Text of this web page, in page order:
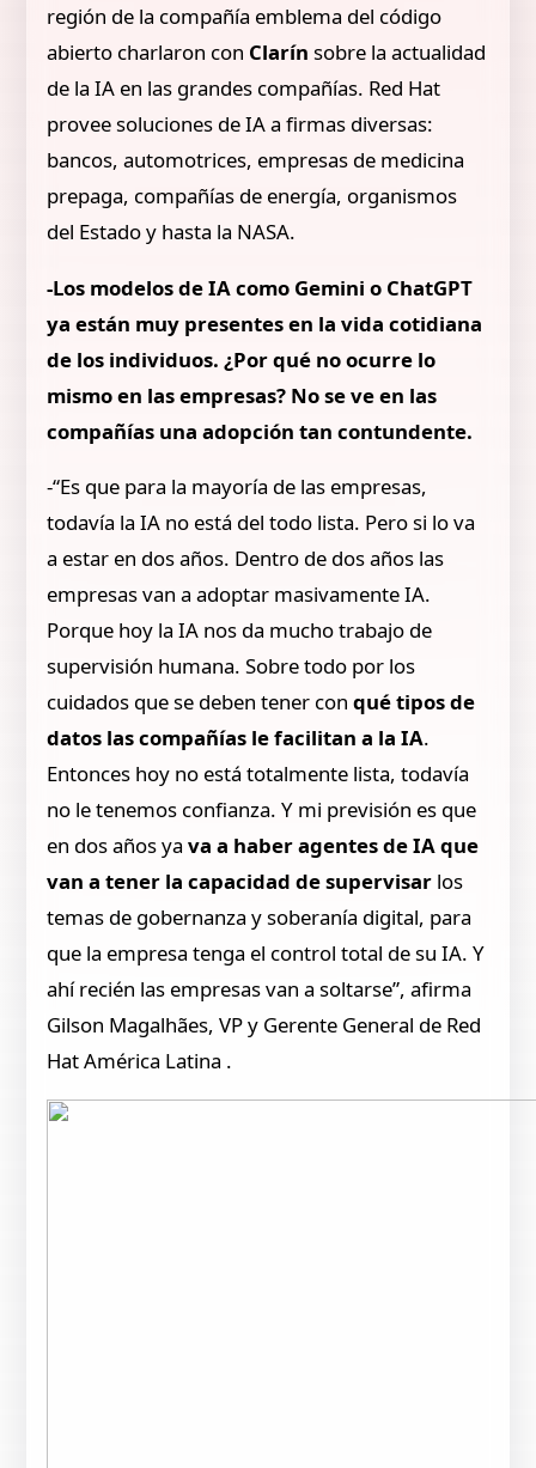
región de la compañía emblema del código
abierto charlaron con Clarín sobre la actualidad
de la IA en las grandes compañías. Red Hat
provee soluciones de IA a firmas diversas:
bancos, automotrices, empresas de medicina
prepaga, compañías de energía, organismos
del Estado y hasta la NASA.
-Los modelos de IA como Gemini o ChatGPT
ya están muy presentes en la vida cotidiana
de los individuos. ¿Por qué no ocurre lo
mismo en las empresas? No se ve en las
compañías una adopción tan contundente.
-“Es que para la mayoría de las empresas,
todavía la IA no está del todo lista. Pero si lo va
a estar en dos años. Dentro de dos años las
empresas van a adoptar masivamente IA.
Porque hoy la IA nos da mucho trabajo de
supervisión humana. Sobre todo por los
cuidados que se deben tener conqué tipos de
datos las compañías le facilitan a la IA.
Entonces hoy no está totalmente lista, todavía
no le tenemos confianza. Y mi previsión es que
en dos años ya va a haber agentes de IA que
van a tener la capacidad de supervisar los
temas de gobernanza y soberanía digital, para
que la empresa tenga el control total de su IA. Y
ahí recién las empresas van a soltarse”, afirma
Gilson Magalhães, VP y Gerente General de Red
Hat América Latina .